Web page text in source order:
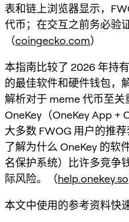
表和链上浏览器显示，
代币；在交互之前务必验
（coingecko.com）
本指南比较了 2026 年持
的最佳软件和硬件钱包，
解析对于 meme 代币至关
OneKey（OneKey App +
大多数 FWOG 用户的推
了解为什么 OneKey 的软
名保护系统）比许多竞争
际风险。（help.onekey.so
本文中使用的参考资料快